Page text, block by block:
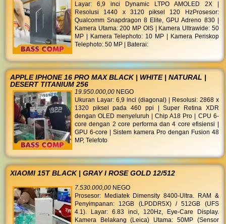
Layar: 6,9 inci Dynamic LTPO AMOLED 2X |
Resolusi 1440 x 3120 piksel 120 HzProsesor:
Qualcomm Snapdragon 8 Elite, GPU Adreno 830 |
Kamera Utama: 200 MP OIS | Kamera Ultrawide: 50
MP | Kamera Telephoto: 10 MP | Kamera Periskop
Telephoto: 50 MP | Baterai:
APPLE IPHONE 16 PRO MAX BLACK | WHITE | NATURAL |
DESERT TITANIUM 256
19.950.000,00 NEGO
Ukuran Layar: 6,9 inci (diagonal) | Resolusi: 2868 x
1320 piksel pada 460 ppi | Super Retina XDR
dengan OLED menyeluruh | Chip A18 Pro | CPU 6-
core dengan 2 core performa dan 4 core efisiensi |
GPU 6-core | Sistem kamera Pro dengan Fusion 48
MP, Telefoto
XIAOMI 15T BLACK | GRAY I ROSE GOLD 12/512
7.530.000,00 NEGO
Prosesor: Mediatek Dimensity 8400-Ultra. RAM &
Penyimpanan: 12GB (LPDDR5X) / 512GB (UFS
4.1). Layar: 6.83 inci, 120Hz, Eye-Care Display.
Kamera Belakang (Leica) Utama: 50MP (Sensor